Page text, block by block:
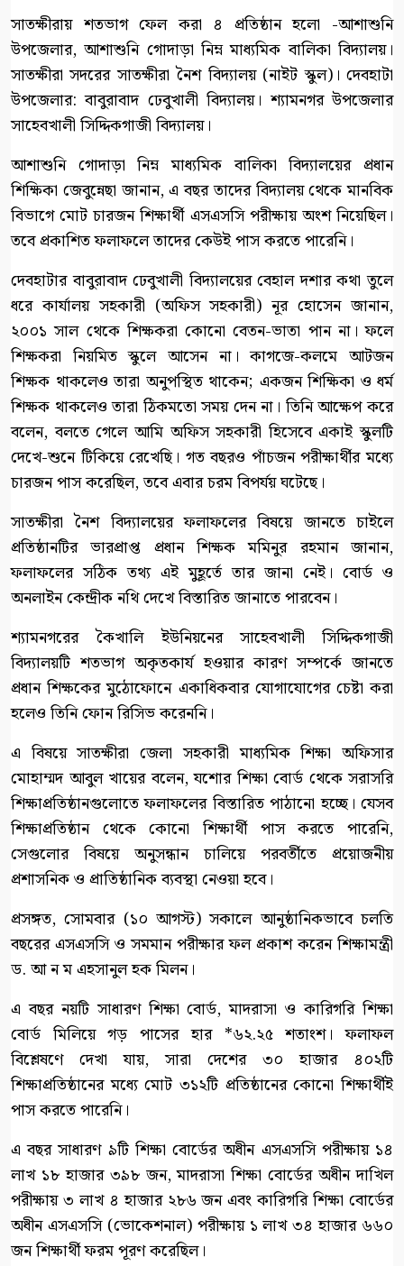
সাতক্ষীরায় শতভাগ ফেল করা ৪ প্রতিষ্ঠান হলো -আশাশুনি
উপজেলার, আশাশুনি গোদাড়া নিম্ন মাধ্যমিক বালিকা বিদ্যালয়।
সাতক্ষীরা সদরের সাতক্ষীরা নৈশ বিদ্যালয় (নাইট স্কুল)। দেবহাটা
উপজেলার: বাবুরাবাদ ঢেবুখালী বিদ্যালয়। শ্যামনগর উপজেলার
সাহেবখালী সিদ্দিকগাজী বিদ্যালয়।
আশাশুনি গোদাড়া নিম্ন মাধ্যমিক বালিকা বিদ্যালয়ের প্রধান
শিক্ষিকা জেবুন্নেছা জানান, এ বছর তাদের বিদ্যালয় থেকে মানবিক
বিভাগে মোট চারজন শিক্ষার্থী এসএসসি পরীক্ষায় অংশ নিয়েছিল।
তবে প্রকাশিত ফলাফলে তাদের কেউই পাস করতে পারেনি।
দেবহাটার বাবুরাবাদ ঢেবুখালী বিদ্যালয়ের বেহাল দশার কথা তুলে
ধরে কার্যালয় সহকারী (অফিস সহকারী) নূর হোসেন জানান,
২০০১ সাল থেকে শিক্ষকরা কোনো বেতন-ভাতা পান না। ফলে
শিক্ষকরা নিয়মিত স্কুলে আসেন না। কাগজে-কলমে আটজন
শিক্ষক থাকলেও তারা অনুপস্থিত থাকেন; একজন শিক্ষিকা ও ধর্ম
শিক্ষক থাকলেও তারা ঠিকমতো সময় দেন না। তিনি আক্ষেপ করে
বলেন, বলতে গেলে আমি অফিস সহকারী হিসেবে একাই স্কুলটি
দেখে-শুনে টিকিয়ে রেখেছি। গত বছরও পাঁচজন পরীক্ষার্থীর মধ্যে
চারজন পাস করেছিল, তবে এবার চরম বিপর্যয় ঘটেছে।
সাতক্ষীরা নৈশ বিদ্যালয়ের ফলাফলের বিষয়ে জানতে চাইলে
প্রতিষ্ঠানটির ভারপ্রাপ্ত প্রধান শিক্ষক মমিনুর রহমান জানান,
ফলাফলের সঠিক তথ্য এই মুহূর্তে তার জানা নেই। বোর্ড ও
অনলাইন কেন্দ্রীক নথি দেখে বিস্তারিত জানাতে পারবেন।
শ্যামনগরের কৈখালি ইউনিয়নের সাহেবখালী সিদ্দিকগাজী
বিদ্যালয়টি শতভাগ অকৃতকার্য হওয়ার কারণ সম্পর্কে জানতে
প্রধান শিক্ষকের মুঠোফোনে একাধিকবার যোগাযোগের চেষ্টা করা
হলেও তিনি ফোন রিসিভ করেননি।
এ বিষয়ে সাতক্ষীরা জেলা সহকারী মাধ্যমিক শিক্ষা অফিসার
মোহাম্মদ আবুল খায়ের বলেন, যশোর শিক্ষা বোর্ড থেকে সরাসরি
শিক্ষাপ্রতিষ্ঠানগুলোতে ফলাফলের বিস্তারিত পাঠানো হচ্ছে। যেসব
শিক্ষাপ্রতিষ্ঠান থেকে কোনো শিক্ষার্থী পাস করতে পারেনি,
সেগুলোর বিষয়ে অনুসন্ধান চালিয়ে পরবর্তীতে প্রয়োজনীয়
প্রশাসনিক ও প্রাতিষ্ঠানিক ব্যবস্থা নেওয়া হবে।
প্রসঙ্গত, সোমবার (১০ আগস্ট) সকালে আনুষ্ঠানিকভাবে চলতি
বছরের এসএসসি ও সমমান পরীক্ষার ফল প্রকাশ করেন শিক্ষামন্ত্রী
ড. আ ন ম এহসানুল হক মিলন।
এ বছর নয়টি সাধারণ শিক্ষা বোর্ড, মাদরাসা ও কারিগরি শিক্ষা
বোর্ড মিলিয়ে গড় পাসের হার *৬২.২৫ শতাংশ। ফলাফল
বিশ্লেষণে দেখা যায়, সারা দেশের ৩০ হাজার ৪০২টি
শিক্ষাপ্রতিষ্ঠানের মধ্যে মোট ৩১২টি প্রতিষ্ঠানের কোনো শিক্ষার্থীই
পাস করতে পারেনি।
এ বছর সাধারণ ৯টি শিক্ষা বোর্ডের অধীন এসএসসি পরীক্ষায় ১৪
লাখ ১৮ হাজার ৩৯৮ জন, মাদরাসা শিক্ষা বোর্ডের অধীন দাখিল
পরীক্ষায় ৩ লাখ ৪ হাজার ২৮৬ জন এবং কারিগরি শিক্ষা বোর্ডের
অধীন এসএসসি (ভোকেশনাল) পরীক্ষায় ১ লাখ ৩৪ হাজার ৬৬০
জন শিক্ষার্থী ফরম পূরণ করেছিল।